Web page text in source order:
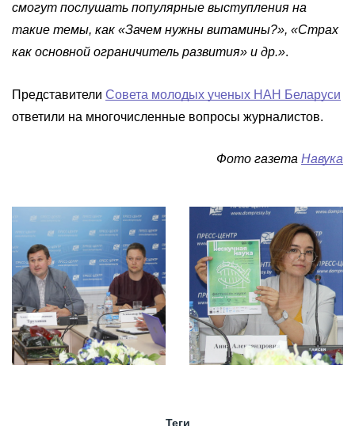
смогут послушать популярные выступления на
такие темы, как «Зачем нужны витамины?», «Страх
как основной ограничитель развития» и др.».
Представители Совета молодых ученых НАН Беларуси
ответили на многочисленные вопросы журналистов.
Фото газета Навука
Теги